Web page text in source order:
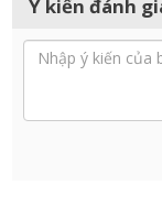
Ý kiến đánh